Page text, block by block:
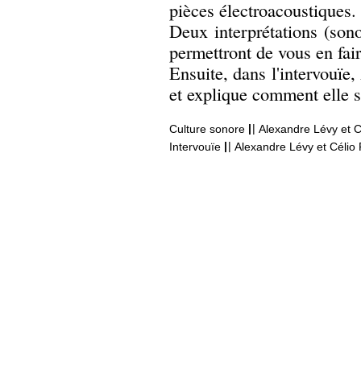
pièces électroacoustiques.
Deux interprétations
permettront de vous en
Ensuite, dans
et explique comment elle
Culture sonore || Alexandre Lévy et
Intervouïe || Alexandre Lévy et Célio